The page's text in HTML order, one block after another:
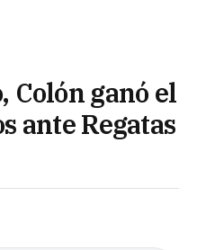
Colón ganó el
ante Regatas